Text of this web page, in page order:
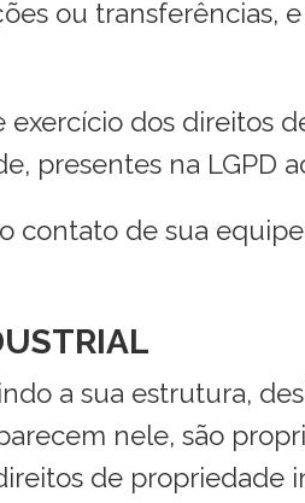
ou transferências,
dos direitos
presentes na LGPD
contato de sua
a sua estrutura,
nele, são
de propriedade